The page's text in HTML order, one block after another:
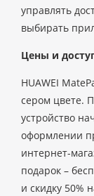
управлять
выбирать
Цены и
HUAWEI
сером цвете.
устройство
оформлении
интернет-
подарок –
и скидку 50%